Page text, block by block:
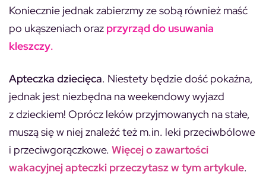
Koniecznie jednak zabierzmy ze sobą również maść
po ukąszeniach oraz przyrząd do usuwania
kleszczy.
Apteczka dziecięca. Niestety będzie dość pokaźna,
jednak jest niezbędna na weekendowy wyjazd
z dzieckiem! Oprócz leków przyjmowanych na stałe,
muszą się w niej znaleźć też m.in. leki przeciwbólowe
i przeciwgorączkowe. Więcej o zawartości
wakacyjnej apteczki przeczytasz w tym artykule.